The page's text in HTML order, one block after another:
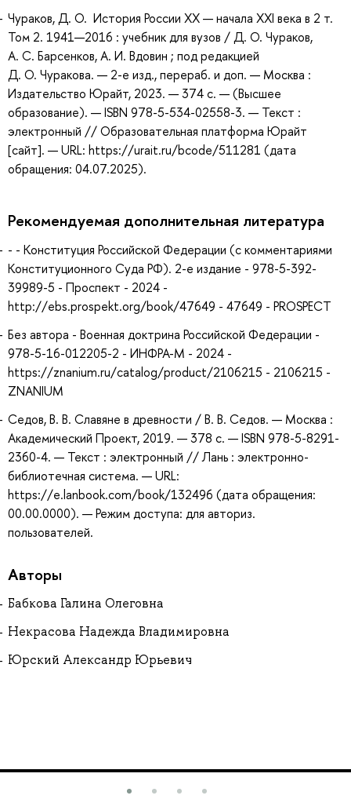
Чураков, Д. О. История России XX — начала XXI века в 2 т.
Том 2. 1941—2016 : учебник для вузов / Д. О. Чураков,
А. С. Барсенков, А. И. Вдовин ; под редакцией
Д. О. Чуракова. — 2-е изд., перераб. и доп. — Москва :
Издательство Юрайт, 2023. — 374 с. — (Высшее
образование). — ISBN 978-5-534-02558-3. — Текст :
электронный // Образовательная платформа Юрайт
[сайт]. — URL: https://urait.ru/bcode/511281 (дата
обращения: 04.07.2025).
Рекомендуемая дополнительная литература
- - Конституция Российской Федерации (c комментариями
Конституционного Суда РФ). 2-е издание - 978-5-392-
39989-5 - Проспект - 2024 -
http://ebs.prospekt.org/book/47649 - 47649 - PROSPECT
Без автора - Военная доктрина Российской Федерации -
978-5-16-012205-2 - ИНФРА-М - 2024 -
https://znanium.ru/catalog/product/2106215 - 2106215 -
ZNANIUM
Седов, В. В. Славяне в древности / В. В. Седов. — Москва :
Академический Проект, 2019. — 378 с. — ISBN 978-5-8291-
2360-4. — Текст : электронный // Лань : электронно-
библиотечная система. — URL:
https://e.lanbook.com/book/132496 (дата обращения:
00.00.0000). — Режим доступа: для авториз.
пользователей.
Авторы
Бабкова Галина Олеговна
Некрасова Надежда Владимировна
Юрский Александр Юрьевич